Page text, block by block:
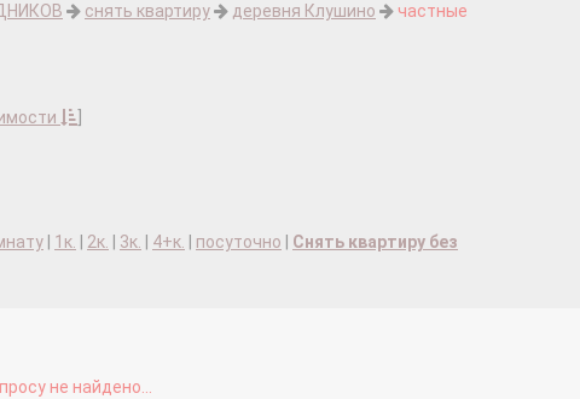
снять квартиру деревня Клушино
частные
1к. 2к. 3к. 4+к. посуточно
Снять квартиру без
не найдено...